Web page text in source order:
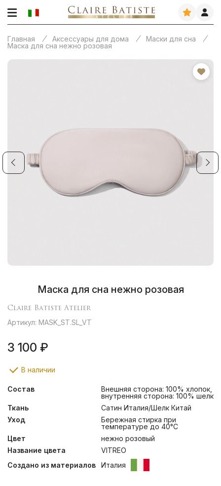
Главная Аксессуары для дома
Маски для сна
Маска для сна нежно розовая
Маска для сна нежно розовая
Claire Batiste Atelier
Артикул: MASK_ST.SL_VT
3 100 ₽
В наличии
Состав
Внешняя сторона: 100% хлопок,
внутренняя сторона: 100% шелк
Ткань
Сатин Италия/Шелк Китай
Уход
Бережная стирка при
температуре до 40°С
Цвет
нежно розовый
Название цвета
VITREO
Создано из материалов
Италия